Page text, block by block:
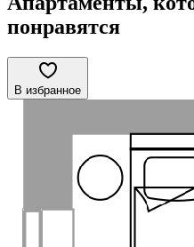
понравятся
В избранное